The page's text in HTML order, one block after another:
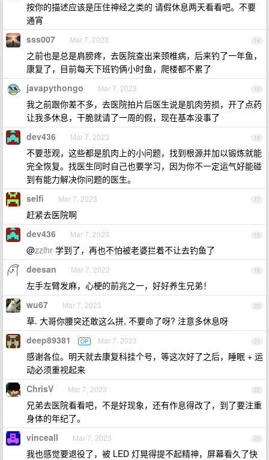
按你的描述应该是压住神经之类的 请假休息两天看看吧。不要
通宵
14
sss007 Mar 7, 2023
之前也是总是肩膀疼，去医院查出来颈椎病，后来钓了一年鱼，
康复了，目前每天下班钓俩小时鱼，爬楼都不累了
15
javapythongo Mar 7, 2023
我之前跟你差不多，去医院拍片后医生说是肌肉劳损，开了点药
让我多休息，干脆就请了一周的假，现在基本没事了
16
dev436 Mar 7, 2023
不要悲观，这些都是肌肉上的小问题，找到根源并加以锻炼就能
完全恢复。找医生同时自己也要学习，因为你不一定运气好能碰
到有能力解决你问题的医生。
17
selfi Mar 7, 2023
赶紧去医院啊
18
dev436 Mar 7, 2023
@zzlhr 学到了，再也不怕被老婆拦着不让去钓鱼了
19
deesan Mar 7, 2023
左手左臂发麻，心梗的前兆之一，好好养生兄弟！
20
wu67 Mar 7, 2023
草. 大哥你腰突还敢这么拼, 不要命了呀? 注意多休息呀
21
deep89381 OP Mar 7, 2023
感谢各位。明天就去康复科挂个号，等这次好了之后，睡眠 + 运
动必须重视起来
22
ChrisV Mar 7, 2023
兄弟去医院看看吧，不是好现象，还有作息得改了，到了要注重
身体的年纪了。
23
vinceall Mar 7, 2023
我也感觉要退役了，被 LED 灯晃得提不起精神，屏幕看久了快